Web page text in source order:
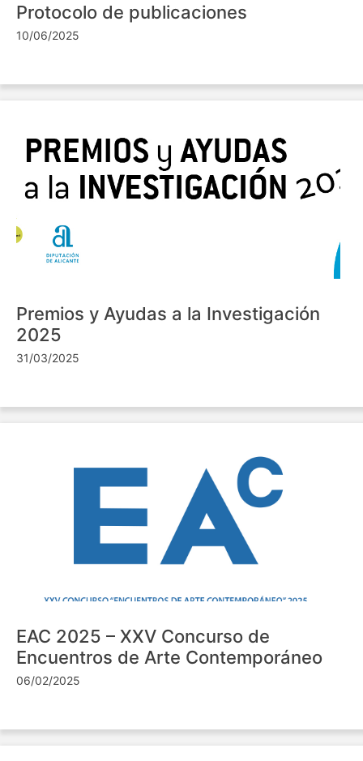
Protocolo de publicaciones
10/06/2025
Premios y Ayudas a la Investigación
2025
31/03/2025
EAC 2025 – XXV Concurso de
Encuentros de Arte Contemporáneo
06/02/2025